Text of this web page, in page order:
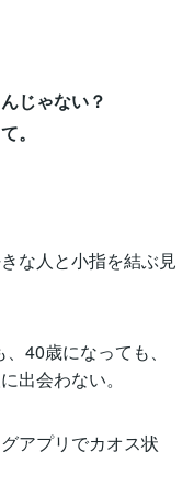
じゃない？
。
な人と小指を結ぶ見
40歳になっても、
出会わない。
アプリでカオス状